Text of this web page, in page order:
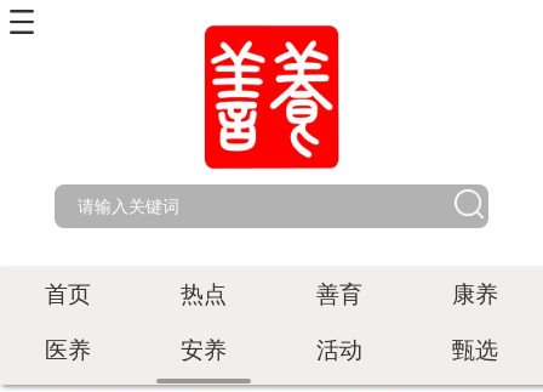
首页 热点 善育 康养
医养 安养 活动 甄选